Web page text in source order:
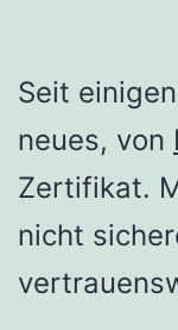
Seit
neues, von
Zertifikat.
nicht